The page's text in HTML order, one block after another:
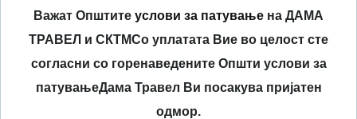
Важат Општите услови за патување на ДАМА
ТРАВЕЛ и СКТМСо уплатата Вие во целост сте
согласни со горенаведените Општи услови за
патувањеДама Травел Ви посакува пријатен
одмор.